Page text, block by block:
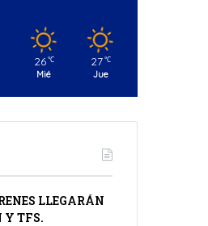
26 ℃
Mié
27 ℃
Jue
LLEGARÁN
Y TFS.